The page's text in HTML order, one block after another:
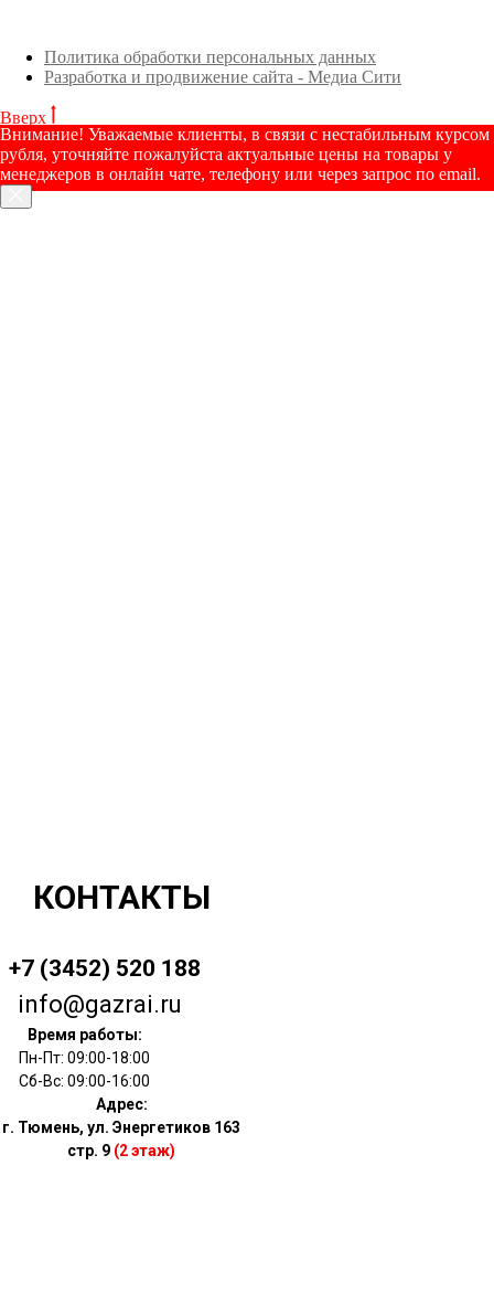
КОНТАКТЫ
+7 (3452) 520 188
info@gazrai.ru
Время работы:
Пн-Пт: 09:00-18:00
Сб-Вс: 09:00-16:00
Адрес:
г. Тюмень, ул. Энергетиков 163
стр. 9 (2 этаж)
Политика обработки персональных данных
Разработка и продвижение сайта - Медиа Сити
Вверх
Внимание! Уважаемые клиенты, в связи с нестабильным курсом
рубля, уточняйте пожалуйста актуальные цены на товары у
менеджеров в онлайн чате, телефону или через запрос по email.